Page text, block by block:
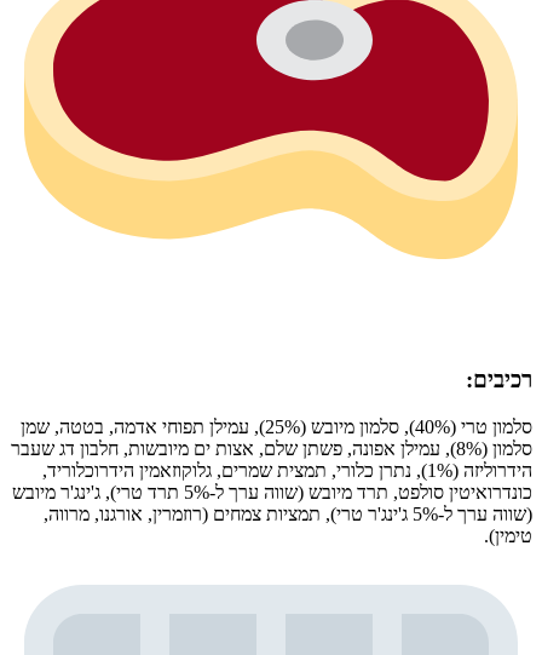
רכיבים:
סלמון טרי (40%), סלמון מיובש (25%), עמילן תפוחי אדמה, בטטה, שמן
סלמון (8%), עמילן אפונה, פשתן שלם, אצות ים מיובשות, חלבון דג שעבר
הידרוליזה (1%), נתרן כלורי, תמצית שמרים, גלוקוזאמין הידרוכלוריד,
כונדרואיטין סולפט, תרד מיובש (שווה ערך ל-5% תרד טרי), ג'ינג'ר מיובש
(שווה ערך ל-5% ג'ינג'ר טרי), תמציות צמחים (רוזמרין, אורגנו, מרווה,
טימין).